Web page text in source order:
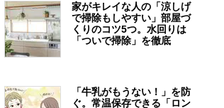
家がキレイな人の「涼しげ
で掃除もしやすい」部屋づ
くりのコツ5つ。水回りは
「ついで掃除」を徹底
「牛乳がもうない！」を防
ぐ。常温保存できる「ロン